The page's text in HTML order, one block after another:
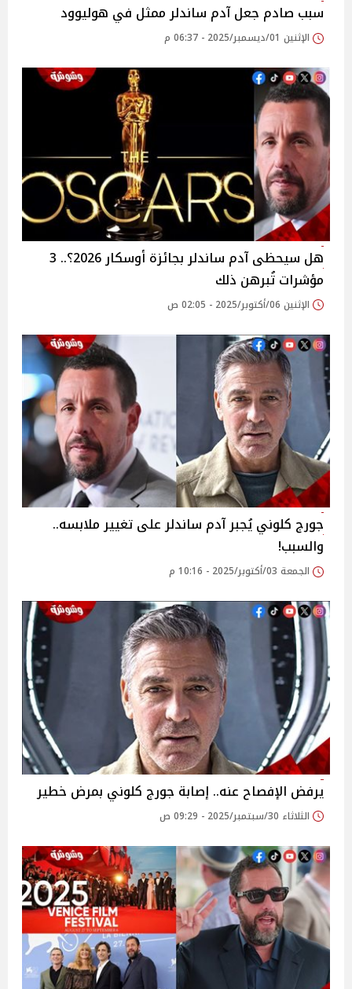
سبب صادم جعل آدم ساندلر ممثل في هوليوود
الإثنين 01/ديسمبر/2025 - 06:37 م
هل سيحظى آدم ساندلر بجائزة أوسكار 2026؟.. 3
مؤشرات تُبرهن ذلك
الإثنين 06/أكتوبر/2025 - 02:05 ص
جورج كلوني يُجبر آدم ساندلر على تغيير ملابسه..
والسبب!
الجمعة 03/أكتوبر/2025 - 10:16 م
يرفض الإفصاح عنه.. إصابة جورج كلوني بمرض خطير
الثلاثاء 30/سبتمبر/2025 - 09:29 ص